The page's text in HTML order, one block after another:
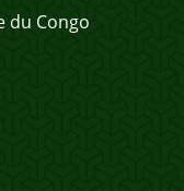
du Congo